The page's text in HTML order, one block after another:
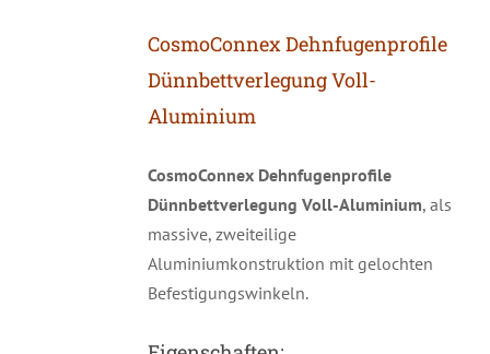
CosmoConnex Dehnfugenprofile
Dünnbettverlegung Voll-
Aluminium
CosmoConnex Dehnfugenprofile
Dünnbettverlegung Voll-Aluminium, als
massive, zweiteilige
Aluminiumkonstruktion mit gelochten
Befestigungswinkeln.